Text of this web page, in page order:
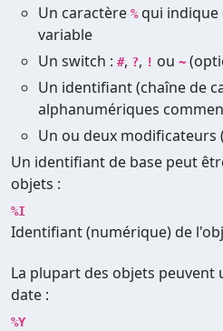
Un caractère %qui indique
variable
Un switch : #, ?, ! ou ~
Un identifiant (chaîne de
alphanumériques
Un ou deux modificateurs
Un identifiant de base peut
objets :
%I
Identifiant (numérique) de
La plupart des objets peuvent
date :
%Y